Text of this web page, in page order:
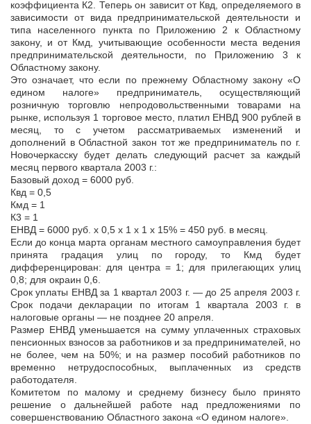
коэффициента К2. Теперь он зависит от Квд, определяемого в
зависимости от вида предпринимательской деятельности и
типа населенного пункта по Приложению 2 к Областному
закону, и от Кмд, учитывающие особенности места ведения
предпринимательской деятельности, по Приложению 3 к
Областному закону.
Это означает, что если по прежнему Областному закону «О
едином налоге» предприниматель, осуществляющий
розничную торговлю непродовольственными товарами на
рынке, используя 1 торговое место, платил ЕНВД 900 рублей в
месяц, то с учетом рассматриваемых изменений и
дополнений в Областной закон тот же предприниматель по г.
Новочеркасску будет делать следующий расчет за каждый
месяц первого квартала 2003 г.:
Базовый доход = 6000 руб.
Квд = 0,5
Кмд = 1
К3 = 1
ЕНВД = 6000 руб. х 0,5 х 1 х 1 х 15% = 450 руб. в месяц.
Если до конца марта органам местного самоуправления будет
принята градация улиц по городу, то Кмд будет
дифференцирован: для центра = 1; для прилегающих улиц
0,8; для окраин 0,6.
Срок уплаты ЕНВД за 1 квартал 2003 г. — до 25 апреля 2003 г.
Срок подачи декларации по итогам 1 квартала 2003 г. в
налоговые органы — не позднее 20 апреля.
Размер ЕНВД уменьшается на сумму уплаченных страховых
пенсионных взносов за работников и за предпринимателей, но
не более, чем на 50%; и на размер пособий работников по
временно нетрудоспособных, выплаченных из средств
работодателя.
Комитетом по малому и среднему бизнесу было принято
решение о дальнейшей работе над предложениями по
совершенствованию Областного закона «О едином налоге».